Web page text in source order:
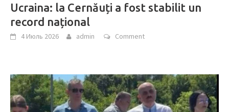
Ucraina: la Cernăuți a fost stabilit un
record național
4 Июль 2026 admin Comment